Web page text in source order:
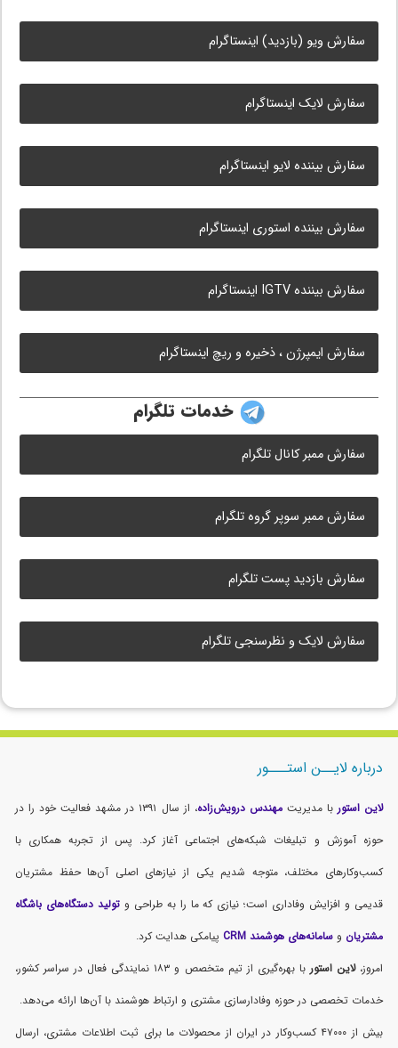
سفارش ویو (بازدید) اینستاگرام
سفارش لایک اینستاگرام
سفارش بیننده لایو اینستاگرام
سفارش بیننده استوری اینستاگرام
سفارش بیننده IGTV اینستاگرام
سفارش ایمپرژن ، ذخیره و ریچ اینستاگرام
خدمات تلگرام
سفارش ممبر کانال تلگرام
سفارش ممبر سوپر گروه تلگرام
سفارش بازدید پست تلگرام
سفارش لایک و نظرسنجی تلگرام